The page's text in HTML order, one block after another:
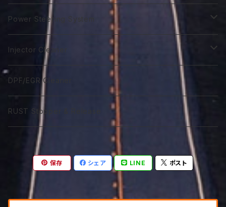
GTR 5Ｗ-40
GTR 10W-40
GTR 5W-50
GTR 20W-50
GTR 10W-60
GTA 0W-40
GTA 5W-40
GTA 10W-40
GTA 15W-40
GTA 10W-50
GTA 15W-50
GTA 20W-50
Excel 0W-20
Excel 0W-30
Excel 0W-40
Sport 0W-20
Sport 0W-30
Sport 0W-40
ST 10W-40
ST 5W-50
ST 10W-50
ST 15W-50
VGX 0W-30
VGX 5W-30
VGX 0W-40
VGX 5W-40
VGX 10W-40
VGX 5W-50
Classico 15W-40
Classico 20W-40
Classico 5W-50
Classico 15W-50
Classico 20W-50A
Classico 20W-50B
Euro C3 5W-40
60W-75
75W-90
75W-120
85W-90
85W-140
90番系
75W-90
75W-120
75W-140
85W-140
75番系
90番系
75W-90
75W-120
75W-140
75番系
80番系
85番系
75W-80
75W-90
ATF Spec -Ⅲ⁺L
ATF Spec -Ⅲ⁺X
ATF Spec -Ⅲ⁺RSZ
ATF Spec -Ⅵ
DCTF Type R
ATF LVF
80番系
120番系
250番系
75番系
80番系
90番系
Extra Gear
75番系
80番系
140番系
Syn Gear 250
85W-250
85W-250M
Super 510
Sport 400
Sport 300
Super DX Coolant
Coolish Energy
Coolant Restore
Coolant Leakstpper
Power Steering System
PSF type R
PSF type Ｎ
Injector Cleaner
M IC D
M IC G
DPF/EGR Cleaner
RUST Stopper & Release
保存 シェア LINE ポスト